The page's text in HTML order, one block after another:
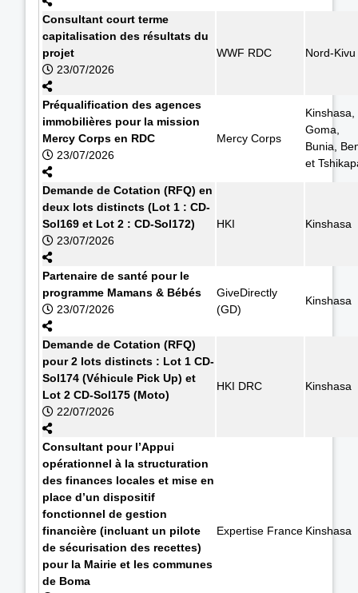
Consultant court terme
capitalisation des résultats du
projet
23/07/2026
WWF RDC Nord-Kivu
Préqualification des agences
immobilières pour la mission
Mercy Corps en RDC
23/07/2026
Mercy Corps
Kinshasa,
Goma,
Bunia,
et
Demande de Cotation (RFQ) en
deux lots distincts (Lot 1 : CD-
Sol169 et Lot 2 : CD-Sol172)
23/07/2026
HKI Kinshasa
Partenaire de santé pour le
programme Mamans & Bébés
23/07/2026
GiveDirectly
(GD)
Kinshasa
Demande de Cotation (RFQ)
pour 2 lots distincts : Lot 1 CD-
Sol174 (Véhicule Pick Up) et
Lot 2 CD-Sol175 (Moto)
22/07/2026
HKI DRC Kinshasa
Consultant pour l’Appui
opérationnel à la structuration
des finances locales et mise en
place d’un dispositif
fonctionnel de gestion
financière (incluant un pilote
de sécurisation des recettes)
pour la Mairie et les communes
de Boma
Expertise France Kinshasa